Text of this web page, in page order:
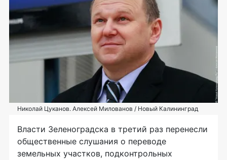
Николай Цуканов. Алексей Милованов / Новый Калининград
Власти Зеленоградска в третий раз перенесли
общественные слушания о переводе
земельных участков, подконтрольных